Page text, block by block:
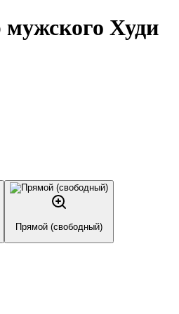
мужского Худи
Прямой (свободный)